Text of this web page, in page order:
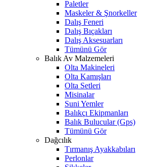
Paletler
Maskeler & Şnorkeller
Dalış Feneri
Dalış Bıçakları
Dalış Aksesuarları
Tümünü Gör
Balık Av Malzemeleri
Olta Makineleri
Olta Kamışları
Olta Setleri
Misinalar
Suni Yemler
Balıkçı Ekipmanları
Balık Bulucular (Gps)
Tümünü Gör
Dağcılık
Tırmanış Ayakkabıları
Perlonlar